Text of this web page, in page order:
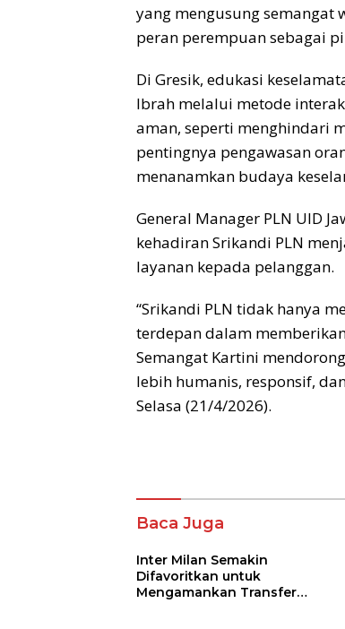
yang mengusung semangat
peran perempuan sebagai
Di Gresik, edukasi
Ibrah melalui metode
aman, seperti menghindari
pentingnya pengawasan
menanamkan budaya
General Manager PLN UID
kehadiran Srikandi PLN
layanan kepada pelanggan.
“Srikandi PLN tidak hanya
terdepan dalam
Semangat Kartini
lebih humanis, responsif,
Selasa (21/4/2026).
Baca Juga
Inter Milan Semakin
Difavoritkan untuk
Mengamankan Transfer